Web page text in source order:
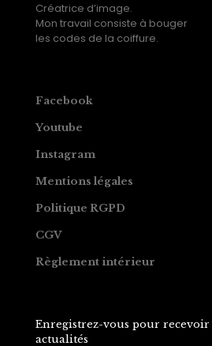
Créatrice d’image.
Mon travail consiste à bouger
les codes de la coiffure.
Facebook
Youtube
Instagram
Mentions légales
Politique RGPD
CGV
Règlement intérieur
Enregistrez-vous pour
actualités